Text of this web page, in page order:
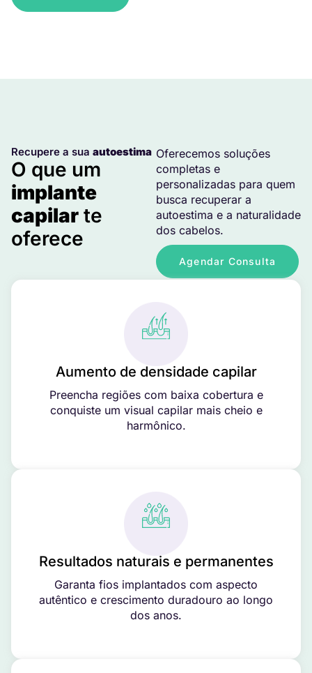
Recupere a sua autoestima
O que um
implante
capilar te
oferece
Oferecemos soluções
completas e
personalizadas para quem
busca recuperar a
autoestima e a naturalidade
dos cabelos.
Agendar Consulta
Aumento de densidade capilar
Preencha regiões com baixa cobertura e
conquiste um visual capilar mais cheio e
harmônico.
Resultados naturais e permanentes
Garanta fios implantados com aspecto
autêntico e crescimento duradouro ao longo
dos anos.